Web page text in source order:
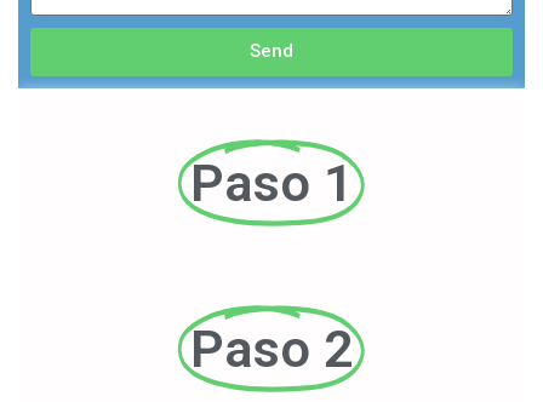
Send
Paso 1
Paso 2